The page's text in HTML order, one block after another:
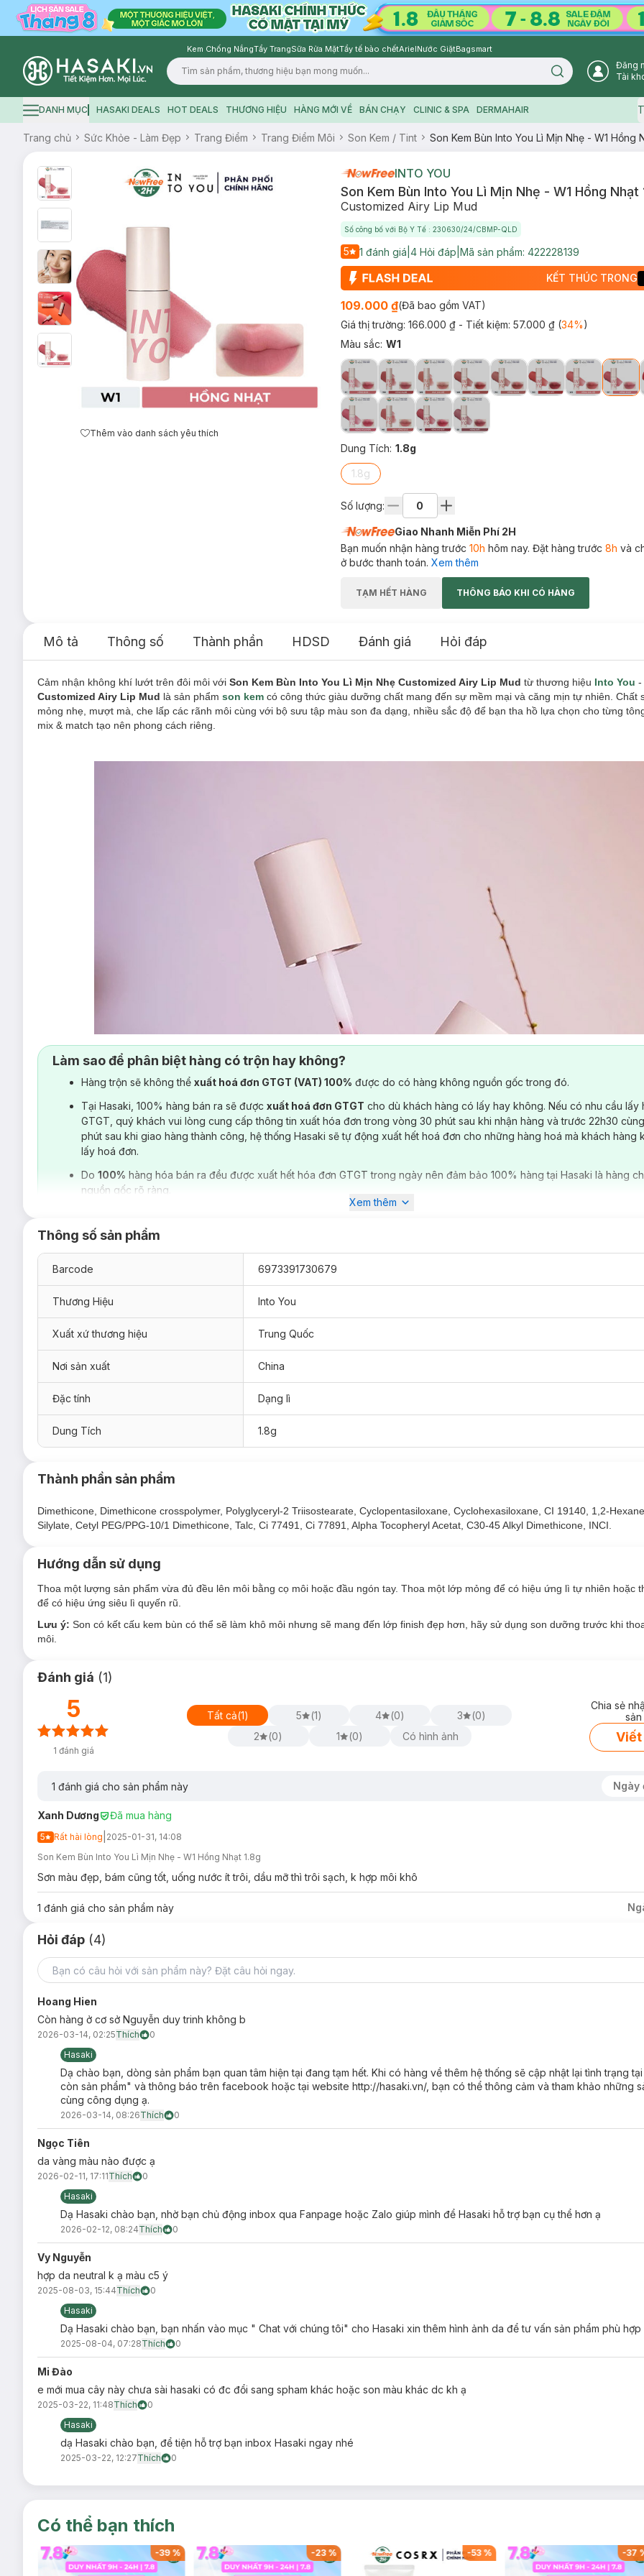
Kem Chống NắngTẩy TrangSữa Rửa MặtTẩy tế bào chếtArielNước GiặtBagsmart
Logo
Search icon
Đăng
Tài
Hamburger icon
DANH MỤC HASAKI DEALS HOT DEALS THƯƠNG HIỆU HÀNG MỚI VỀ BÁN CHẠY CLINIC & SPA DERMAHAIR
Trang chủ Sức Khỏe - Làm Đẹp Trang Điểm Trang Điểm Môi Son Kem / Tint Son Kem Bùn Into You Lì Mịn Nhẹ - W1 Hồng
Thêm vào danh sách yêu thích
INTO YOU
Son Kem Bùn Into You Lì Mịn Nhẹ - W1 Hồng Nhạt
Customized Airy Lip Mud
Số công bố với Bộ Y Tế : 230630/24/CBMP-QLD
5 1 đánh giá 4Hỏi đáp Mã sản phẩm: 422228139
KẾT THÚC TRONG
109.000 ₫(Đã bao gồm VAT)
Giá thị trường: 166.000 ₫ - Tiết kiệm: 57.000 ₫(34%)
Màu sắc: W1
Dung Tích: 1.8g
1.8g
Số lượng:
Giao Nhanh Miễn Phí 2H
Bạn muốn nhận hàng trước 10h hôm nay. Đặt hàng trước 8h và
ở bước thanh toán. Xem thêm
TẠM HẾT HÀNG THÔNG BÁO KHI CÓ HÀNG
Mô tả Thông số Thành phần HDSD Đánh giá Hỏi đáp
Cảm nhận không khí lướt trên đôi môi với Son Kem Bùn Into You Lì Mịn Nhẹ Customized Airy Lip Mud từ thương hiệu Into You -
Customized Airy Lip Mud là sản phẩm son kem có công thức giàu dưỡng chất mang đến sự mềm mại và căng mịn tự nhiên. Chất
mỏng nhẹ, mượt mà, che lấp các rãnh môi cùng với bộ sưu tập màu son đa dạng, nhiều sắc độ để bạn tha hồ lựa chọn cho từng
mix & match tạo nên phong cách riêng.
Son Kem Bùn Into You Customized Airy Lip Mud 1.8g
Cho tông da lạnh:
C1 - Hồng Đào
C2 - Hồng Mẫu Đơn
C5 - Hồng Đất
N3 - Hồng Đỏ Đất
N6 - Hồng Quả Mọng
Cho tông da ấm:
W1 - Hồng Nhạt
W2 - Hồng San Hô
W4 - Hồng Nude
W6 - Cam San Hô
W8 - Hồng MLBB
Ưu thế nổi bật của Son Kem Bùn Into You Customized Airy Lip Mud:
Kết cấu mịn và dễ tán được thiết kế chuyên biệt để mang lại cảm giác siêu nhẹ và thoải mái khi sử dụng.
Chất kem bùn lấp đầy rãnh môi, tạo hiệu ứng mờ lì căng mịn.
Công thức lâu trôi đảm bảo bền màu trong nhiều giờ mà không cần phải dặm lại liên tục.
Có thể sử dụng cho cả môi và má để tiết kiệm thời gian, mang đến lớp trang điểm tự nhiên và rạng rỡ mỗi ngày.
Làm sao để phân biệt hàng có trộn hay không?
Hàng trộn sẽ không thể xuất hoá đơn GTGT (VAT) 100% được do có hàng không nguồn gốc trong đó.
Tại Hasaki, 100% hàng bán ra sẽ được xuất hoá đơn GTGT cho dù khách hàng có lấy hay không. Nếu có nhu cầu lấy
GTGT, quý khách vui lòng cung cấp thông tin xuất hóa đơn trong vòng 30 phút sau khi nhận hàng và trước 22h30
phút sau khi giao hàng thành công, hệ thống Hasaki sẽ tự động xuất hết hoá đơn cho những hàng hoá mà khách hàng
lấy hoá đơn.
Do 100% hàng hóa bán ra đều được xuất hết hóa đơn GTGT trong ngày nên đảm bảo 100% hàng tại Hasaki là hàng
nguồn gốc rõ ràng.
Xem thêm
Thông số sản phẩm
Barcode 6973391730679
Thương Hiệu Into You
Xuất xứ thương hiệu Trung Quốc
Nơi sản xuất China
Đặc tính Dạng lì
Dung Tích 1.8g
Thành phần sản phẩm
Dimethicone, Dimethicone crosspolymer, Polyglyceryl-2 Triisostearate, Cyclopentasiloxane, Cyclohexasiloxane, CI 19140, 1,2-
Silylate, Cetyl PEG/PPG-10/1 Dimethicone, Talc, Ci 77491, Ci 77891, Alpha Tocopheryl Acetat, C30-45 Alkyl Dimethicone, INCI.
Hướng dẫn sử dụng
Thoa một lượng sản phẩm vừa đủ đều lên môi bằng cọ môi hoặc đầu ngón tay. Thoa một lớp mỏng để có hiệu ứng lì tự nhiên hoặc
để có hiệu ứng siêu lì quyến rũ.
Lưu ý: Son có kết cấu kem bùn có thể sẽ làm khô môi nhưng sẽ mang đến lớp finish đẹp hơn, hãy sử dụng son dưỡng trước khi
môi.
Đánh giá (1)
5
1 đánh giá
Tất cả(1) 5 (1) 4 (0) 3 (0)
2
(0) 1 (0) Có hình ảnh
Chia sẻ
Viết
1 đánh giá cho sản phẩm này Ngày
Xanh Dương Đã mua hàng
5 Rất hài lòng 2025-01-31, 14:08
Son Kem Bùn Into You Lì Mịn Nhẹ - W1 Hồng Nhạt 1.8g
Sơn màu đẹp, bám cũng tốt, uống nước ít trôi, dầu mỡ thì trôi sạch, k hợp môi khô
1 đánh giá cho sản phẩm này
Hỏi đáp (4)
Hoang Hien
Còn hàng ở cơ sở Nguyễn duy trinh không b
2026-03-14, 02:25Thích
0
Hasaki
Dạ chào bạn, dòng sản phẩm bạn quan tâm hiện tại đang tạm hết. Khi có hàng về thêm hệ thống sẽ cập nhật lại tình trạng
còn sản phẩm" và thông báo trên facebook hoặc tại website http://hasaki.vn/, bạn có thể thông cảm và tham khảo những
cùng công dụng ạ.
2026-03-14, 08:26Thích 0
Ngọc Tiên
da vàng màu nào được ạ
2026-02-11, 17:11Thích
0
Hasaki
Dạ Hasaki chào bạn, nhờ bạn chủ động inbox qua Fanpage hoặc Zalo giúp mình để Hasaki hỗ trợ bạn cụ thể hơn ạ
2026-02-12, 08:24Thích 0
Vy Nguyễn
hợp da neutral k ạ màu c5 ý
2025-08-03, 15:44Thích
0
Hasaki
Dạ Hasaki chào bạn, bạn nhấn vào mục " Chat với chúng tôi" cho Hasaki xin thêm hình ảnh da để tư vấn sản phẩm phù
2025-08-04, 07:28Thích 0
Mi Đào
e mới mua cây này chưa sài hasaki có đc đổi sang spham khác hoặc son màu khác dc kh ạ
2025-03-22, 11:48Thích
0
Hasaki
dạ Hasaki chào bạn, để tiện hỗ trợ bạn inbox Hasaki ngay nhé
2025-03-22, 12:27Thích 0
Có thể bạn thích
-39% -23% -53% -37